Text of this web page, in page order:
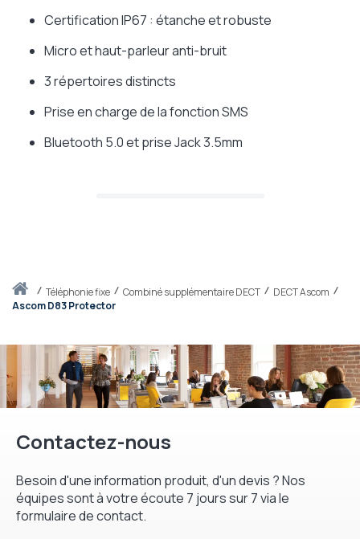
Accueiltéléphonie fixe Combiné supplémentaire DECT
DECT Ascom
Ascom D83 Protector
Certification IP67 : étanche et robuste
Micro et haut-parleur anti-bruit
3 répertoires distincts
Prise en charge de la fonction SMS
Bluetooth 5.0 et prise Jack 3.5mm
Contactez-nous
Besoin d'une information produit, d'un devis ? Nos
équipes sont à votre écoute 7 jours sur 7 via le
formulaire de contact.